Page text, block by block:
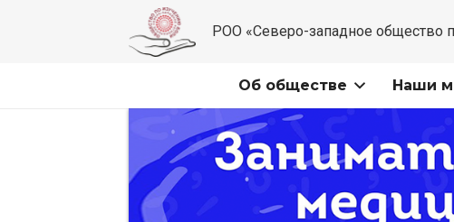
РОО «Северо-западное общество
Об обществе Наши